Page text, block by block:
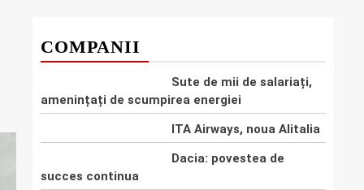
COMPANII
Sute de mii de salariați,
amenințați de scumpirea energiei
ITA Airways, noua Alitalia
Dacia: povestea de
succes continua